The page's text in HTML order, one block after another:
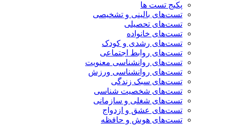
پکیج تست ها
تست‌های بالینی و تشخیصی
تست‌های تحصیلی
تست‌های خانواده
تست‌های رشدی و کودک
تست‌های روابط اجتماعی
تست‌های روانشناسی معنویت
تست‌های روانشناسی ورزش
تست‌های سبک زندگی
تست‌های شخصیت شناسی
تست‌های شغلی و سازمانی
تست‌های عشق و ازدواج
تست‌های هوش و حافظه